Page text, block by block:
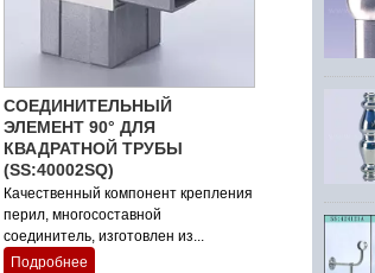
СОЕДИНИТЕЛЬНЫЙ
ЭЛЕМЕНТ 90° ДЛЯ
КВАДРАТНОЙ ТРУБЫ
(SS:40002SQ)
Качественный компонент крепления
перил, многосоставной
соединитель, изготовлен из...
Подробнее